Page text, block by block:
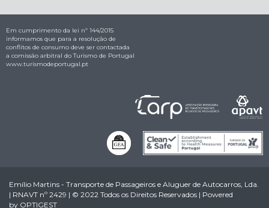
Em cumprimento da lei nº 144/2015
informamos que para a resolução de
conflitos de consumo deve ser contactada
a comissão arbitral do Turismo de Portugal
www.turismodeportugal.pt
Emílio Martins - Transporte de Passageiros e Aluguer de Autocarros, Lda.
| RNAVT nº 2429 | © 2022 Todos os Direitos Reservados | Powered
by OPTIGEST